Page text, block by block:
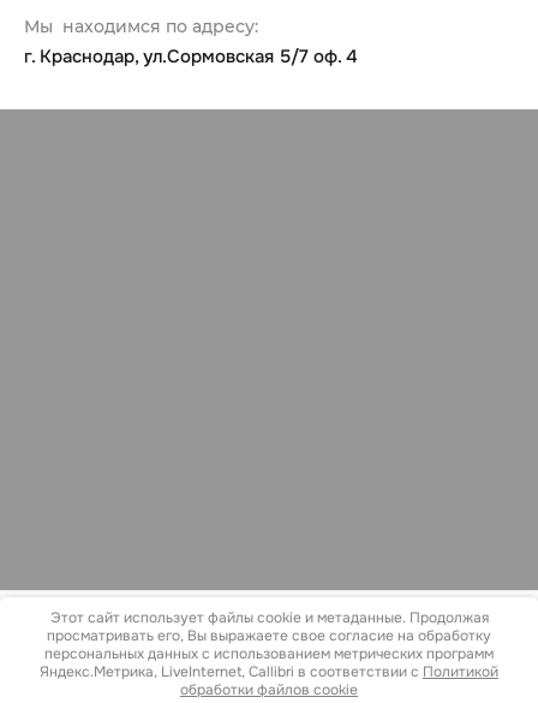
Мы находимся по адресу:
г. Краснодар, ул.Сормовская 5/7 оф. 4
Copyright © 2018 - 2026
Политика конфиденциальности
Этот сайт использует файлы cookie и метаданные. Продолжая
просматривать его, Вы выражаете свое согласие на обработку
персональных данных с использованием метрических программ
Яндекс.Метрика, LiveInternet, Callibri в соответствии с Политикой
обработки файлов cookie